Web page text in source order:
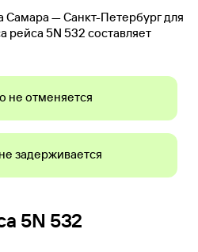
Самара — Санкт-Петербург для
рейса 5N 532 составляет
не отменяется
задерживается
5N 532